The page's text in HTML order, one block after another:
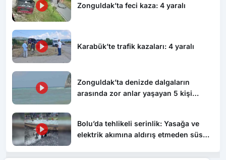
Zonguldak’ta feci kaza: 4 yaralı
Karabük’te trafik kazaları: 4 yaralı
Zonguldak’ta denizde dalgaların
arasında zor anlar yaşayan 5 kişi
Bolu’da tehlikeli serinlik: Yasağa ve
elektrik akımına aldırış etmeden süs